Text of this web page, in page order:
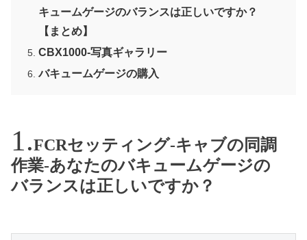
キュームゲージのバランスは正しいですか？
【まとめ】
CBX1000-写真ギャラリー
バキュームゲージの購入
FCRセッティング-キャブの同調
作業-あなたのバキュームゲージの
バランスは正しいですか？